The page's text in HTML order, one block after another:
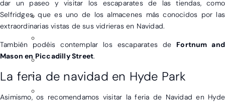
dar un paseo y visitar los escaparates de las tiendas, como
Selfridges, que es uno de los almacenes más conocidos por las
extraordinarias vistas de sus vidrieras en Navidad.
También podéis contemplar los escaparates de Fortnum and
Mason en Piccadilly Street.
La feria de navidad en Hyde Park
Asimismo, os recomendamos visitar la feria de Navidad en Hyde